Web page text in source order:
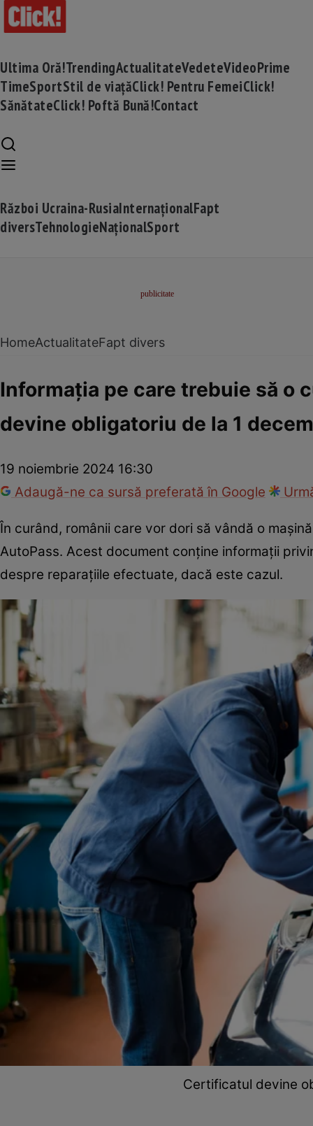
Ultima Oră!TrendingActualitateVedeteVideoPrime
TimeSportStil de viațăClick! Pentru FemeiClick!
SănătateClick! Poftă Bună!Contact
Război Ucraina-RusiaInternaționalFapt
diversTehnologieNaționalSport
HomeActualitateFapt divers
Informația pe care trebuie să o
devine obligatoriu de la 1
19 noiembrie 2024 16:30
Adaugă-ne ca sursă preferată în Google
În curând, românii care vor dori să vândă o
AutoPass. Acest document conține informații
despre reparațiile efectuate, dacă este cazul.
Certificatul devine